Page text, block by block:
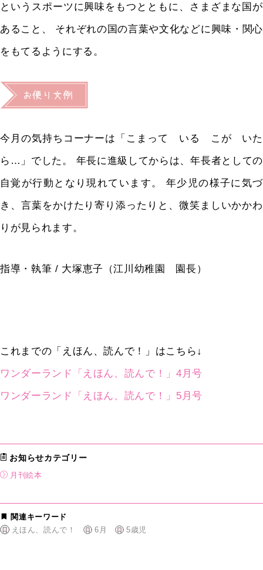
というスポーツに興味をもつとともに、さまざまな国が
あること、
それぞれの国の言葉や文化などに興味・関心
をもてるようにする。
今月の気持ちコーナーは「こまって いる こが いた
ら…」でした。
年長に進級してからは、年長者としての
自覚が行動となり現れています。
年少児の様子に気づ
き、言葉をかけたり寄り添ったりと、微笑ましいかかわ
りが見 られます。
指導・執筆 / 大塚恵子（江川幼稚園 園長）
これまでの「えほん、読んで！」はこちら↓
ワンダーランド「えほん、読んで！」4月号
ワンダーランド「えほん、読んで！」5月号
お知らせカテゴリー
月刊絵本
関連キーワード
えほん、読んで！
6月 5歳児